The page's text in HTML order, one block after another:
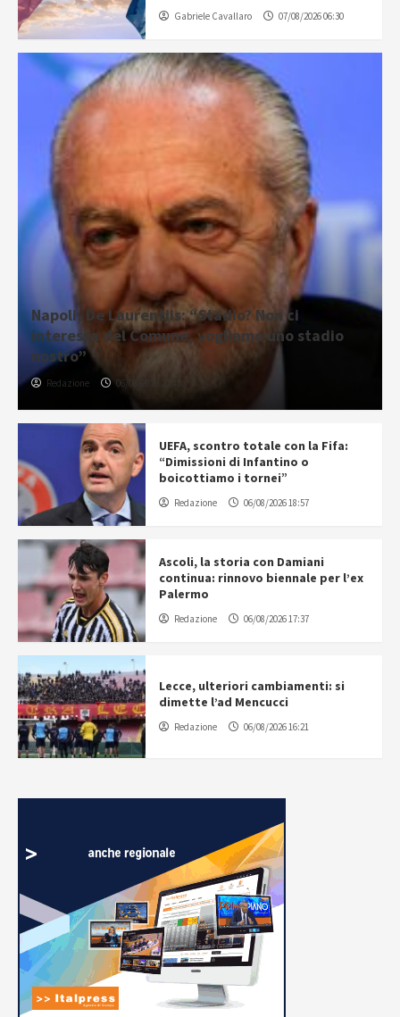
Gabriele Cavallaro 07/08/2026 06:30
Napoli, De Laurentiis: “Stadio? Non ci
interessa del Comune, vogliamo uno stadio
nostro”
Redazione 06/08/2026 20:43
UEFA, scontro totale con la Fifa:
“Dimissioni di Infantino o
boicottiamo i tornei”
Redazione 06/08/2026 18:57
Ascoli, la storia con Damiani
continua: rinnovo biennale per l’ex
Palermo
Redazione 06/08/2026 17:37
Lecce, ulteriori cambiamenti: si
dimette l’ad Mencucci
Redazione 06/08/2026 16:21